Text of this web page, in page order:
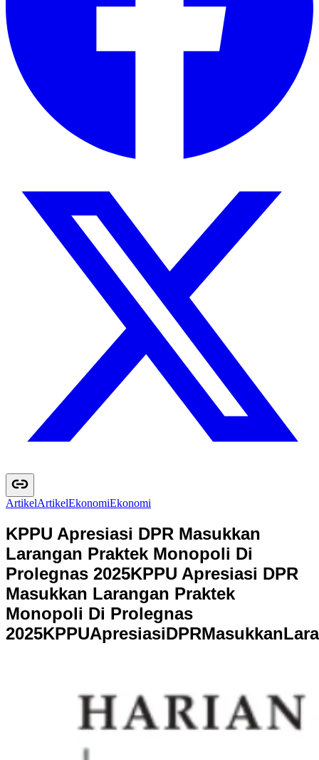
ArtikelArtikelEkonomiEkonomi
KPPU Apresiasi DPR Masukkan
Larangan Praktek Monopoli Di
Prolegnas 2025KPPU Apresiasi DPR
Masukkan Larangan Praktek
Monopoli Di Prolegnas
2025KPPUApresiasiDPRMasukkanLara